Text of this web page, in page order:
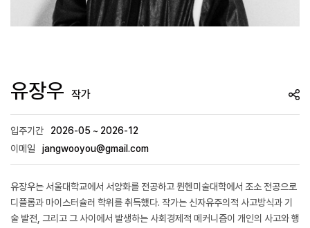
유장우 작가
입주기간
2026-05 ~ 2026-12
이메일
jangwooyou@gmail.com
유장우는 서울대학교에서 서양화를 전공하고 뮌헨미술대학에서 조소 전공으로
디플롬과 마이스터슐러 학위를 취득했다. 작가는 신자유주의적 사고방식과 기
술 발전, 그리고 그 사이에서 발생하는 사회경제적 메커니즘이 개인의 사고와 행